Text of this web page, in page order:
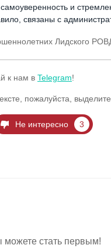
и
связаны с
Лидского
к нам в Telegram!
пожалуйста,
Не интересно 3
можете стать первым!